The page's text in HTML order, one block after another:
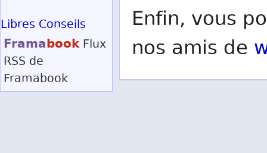
Enfin, vous
nos amis de
Libres Conseils
Framabook Flux
RSS de
Framabook